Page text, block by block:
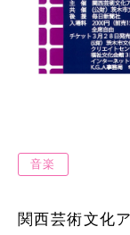
音楽
関西芸術文化